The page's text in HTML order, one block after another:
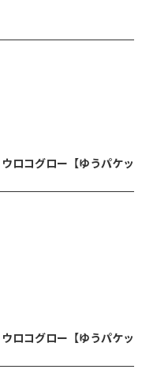
ロコグロー【ゆうパケッ
ロコグロー【ゆうパケッ